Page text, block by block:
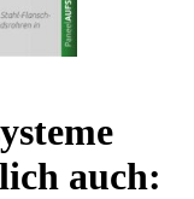
auch: